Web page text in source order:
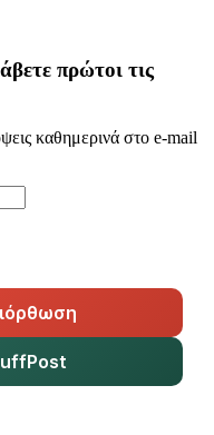
πρώτοι τις
καθημερινά στο e-mail